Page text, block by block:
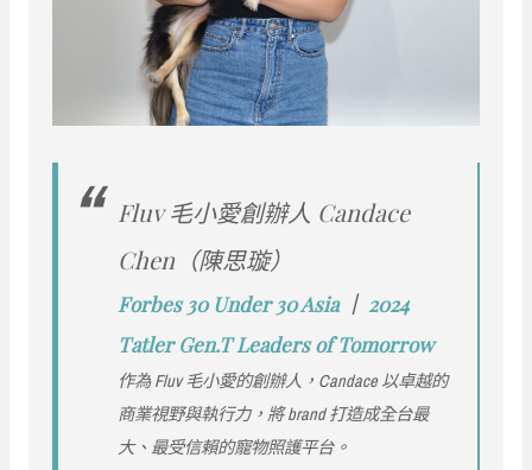
Fluv 毛小愛創辦人 Candace
Chen（陳思璇）
Forbes 30 Under 30 Asia｜ 2024
Tatler Gen.T Leaders of Tomorrow
作為 Fluv 毛小愛的創辦人，Candace 以卓越的
商業視野與執行力，將 brand 打造成全台最
大、最受信賴的寵物照護平台。